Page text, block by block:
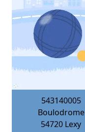
543140005
Boulodrome
54720 Lexy